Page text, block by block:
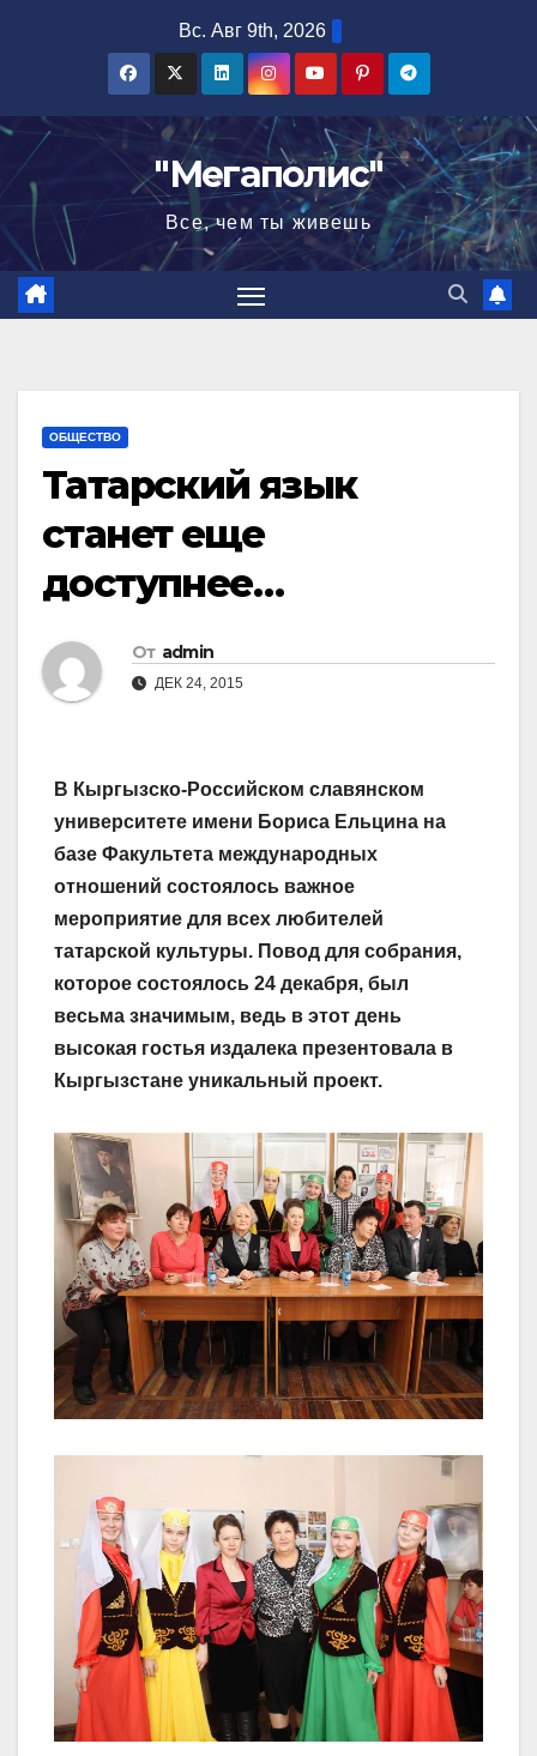
Вс. Авг 9th, 2026
"Мегаполис"
Все, чем ты живешь
ОБЩЕСТВО
Татарский язык
станет еще
доступнее…
От admin
ДЕК 24, 2015
В Кыргызско-Российском славянском
университете имени Бориса Ельцина на
базе Факультета международных
отношений состоялось важное
мероприятие для всех любителей
татарской культуры. Повод для собрания,
которое состоялось 24 декабря, был
весьма значимым, ведь в этот день
высокая гостья издалека презентовала в
Кыргызстане уникальный проект.